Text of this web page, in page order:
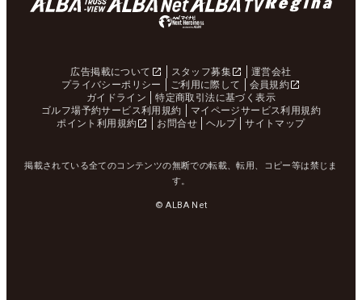
広告掲載について スタッフ募集
運営会社
プライバシーポリシー
ご利用に際して
会員規約
ガイドライン
特定商取引法に基づく表示
ゴルフ場予約サービス利用規約
マイページサービス利用規約
ポイント利用規約
お問合せ ヘルプ サイトマップ
掲載されている全てのコンテンツの無断での転載、転用、コピー等は禁じま
す。
© ALBA Net